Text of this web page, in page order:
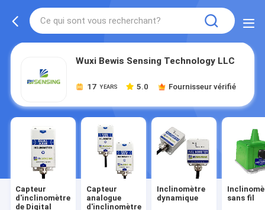
Wuxi Bewis Sensing Technology LLC
17 YEARS 5.0 Fournisseur vérifié
Capteur
d'inclinomètre
de Digital
Capteur
analogue
d'inclinomètre
Inclinomètre
dynamique
sans fil